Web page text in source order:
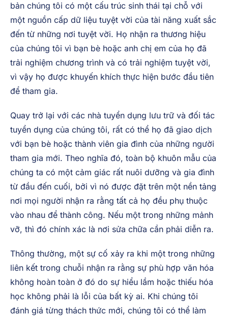
bản chúng tôi có một cấu trúc sinh thái tại chỗ với
một nguồn cấp dữ liệu tuyệt vời của tài năng xuất sắc
đến từ những nơi tuyệt vời. Họ nhận ra thương hiệu
của chúng tôi vì bạn bè hoặc anh chị em của họ đã
trải nghiệm chương trình và có trải nghiệm tuyệt vời,
vì vậy họ được khuyến khích thực hiện bước đầu tiên
để tham gia.
Quay trở lại với các nhà tuyển dụng lưu trữ và đối tác
tuyển dụng của chúng tôi, rất có thể họ đã giao dịch
với bạn bè hoặc thành viên gia đình của những người
tham gia mới. Theo nghĩa đó, toàn bộ khuôn mẫu của
chúng ta có một cảm giác rất nuôi dưỡng và gia đình
từ đầu đến cuối, bởi vì nó được đặt trên một nền tảng
nơi mọi người nhận ra rằng tất cả họ đều phụ thuộc
vào nhau để thành công. Nếu một trong những mảnh
vỡ, thì đó chính xác là nơi sửa chữa cần phải diễn ra.
Thông thường, một sự cố xảy ra khi một trong những
liên kết trong chuỗi nhận ra rằng sự phù hợp văn hóa
không hoàn toàn ở đó do sự hiểu lầm hoặc thiếu hóa
học không phải là lỗi của bất kỳ ai. Khi chúng tôi
đánh giá từng thách thức mới, chúng tôi có thể làm